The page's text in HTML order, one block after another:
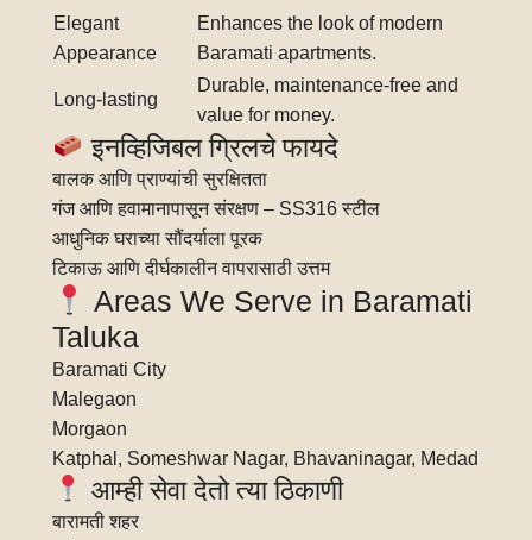
Elegant
Appearance
Enhances the look of modern
Baramati apartments.
Long-lasting
Durable, maintenance-free and
value for money.
इनव्हिजिबल ग्रिलचे फायदे
बालक आणि प्राण्यांची सुरक्षितता
गंज आणि हवामानापासून संरक्षण – SS316 स्टील
आधुनिक घराच्या सौंदर्याला पूरक
टिकाऊ आणि दीर्घकालीन वापरासाठी उत्तम
Areas We Serve in Baramati
Taluka
Baramati City
Malegaon
Morgaon
Katphal, Someshwar Nagar, Bhavaninagar, Medad
आम्ही सेवा देतो त्या ठिकाणी
बारामती शहर